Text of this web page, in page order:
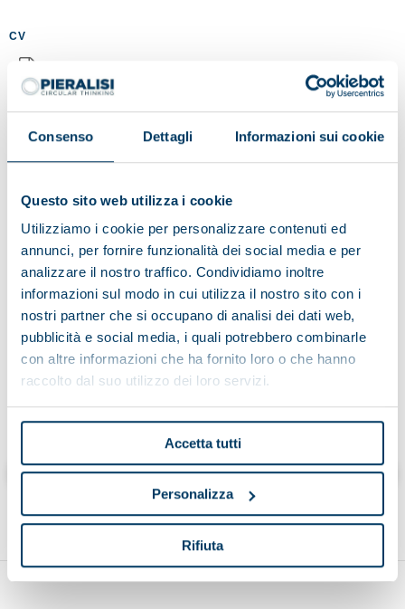
Consenso Dettagli Informazioni sui cookie
Questo sito web utilizza i cookie
Utilizziamo i cookie per personalizzare contenuti ed
annunci, per fornire funzionalità dei social media e per
analizzare il nostro traffico. Condividiamo inoltre
informazioni sul modo in cui utilizza il nostro sito con i
nostri partner che si occupano di analisi dei dati web,
pubblicità e social media, i quali potrebbero combinarle
con altre informazioni che ha fornito loro o che hanno
raccolto dal suo utilizzo dei loro servizi.
Accetta tutti
Personalizza
Rifiuta
CV
Taille maximale 5 MO (.pdf)
MESSAGE
Cliccando “invia” dichiaro di aver letto l’informativa
Envoyer